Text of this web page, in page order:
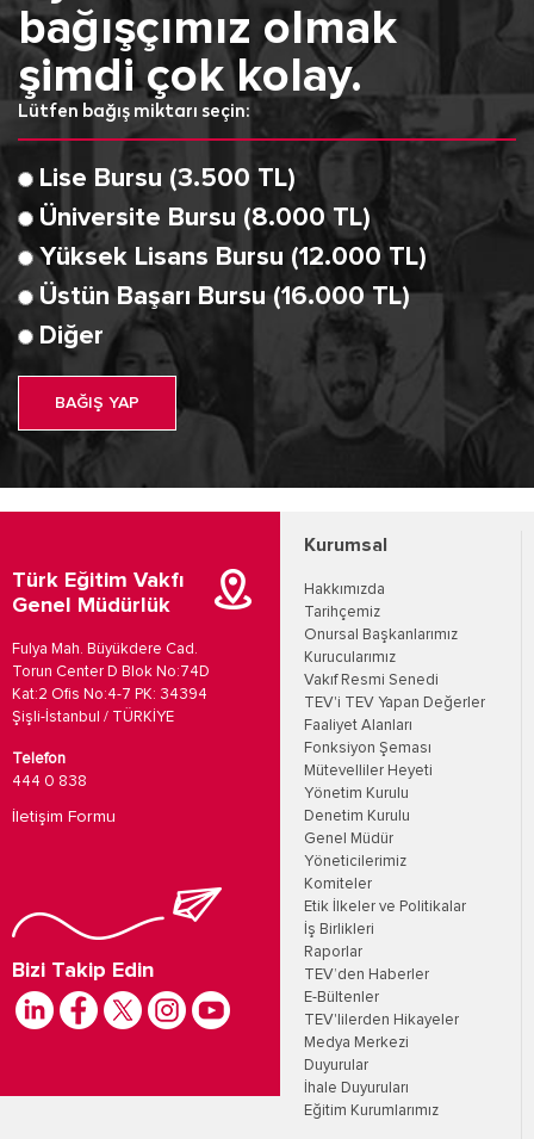
bağışçımız olmak
şimdi çok kolay.
Lütfen bağış miktarı seçin:
Lise Bursu (3.500 TL)
Üniversite Bursu (8.000 TL)
Yüksek Lisans Bursu (12.000 TL)
Üstün Başarı Bursu (16.000 TL)
Diğer
BAĞIŞ YAP
Türk Eğitim Vakfı
Genel Müdürlük
Fulya Mah. Büyükdere Cad.
Torun Center D Blok No:74D
Kat:2 Ofis No:4-7 PK: 34394
Şişli-İstanbul / TÜRKİYE
Telefon
444 0 838
İletişim Formu
Bizi Takip Edin
Kurumsal
Hakkımızda
Tarihçemiz
Onursal Başkanlarımız
Kurucularımız
Vakıf Resmi Senedi
TEV'i TEV Yapan Değerler
Faaliyet Alanları
Fonksiyon Şeması
Mütevelliler Heyeti
Yönetim Kurulu
Denetim Kurulu
Genel Müdür
Yöneticilerimiz
Komiteler
Etik İlkeler ve Politikalar
İş Birlikleri
Raporlar
TEV’den Haberler
E-Bültenler
TEV'lilerden Hikayeler
Medya Merkezi
Duyurular
İhale Duyuruları
Eğitim Kurumlarımız